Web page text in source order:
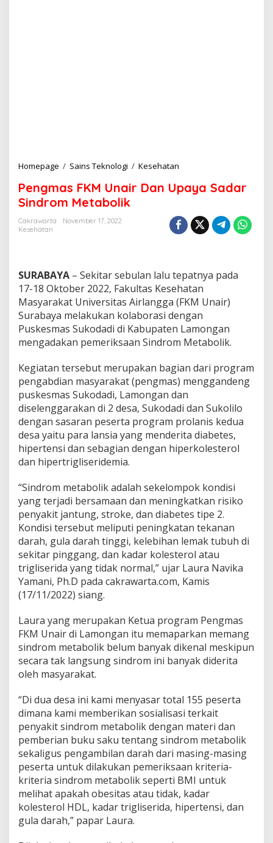
Homepage / Sains Teknologi / Kesehatan
n
a
s
U
n
a
i
r
D
a
U
p
a
y
a
S
a
d
a
i
n
d
r
o
m
M
e
a
l
i
k
Pengmas FKM Unair Dan Upaya Sadar
Sindrom Metabolik
Cakrawarta
November 17, 2022
Kesehatan
SURABAYA – Sekitar sebulan lalu tepatnya pada
17-18 Oktober 2022, Fakultas Kesehatan
Masyarakat Universitas Airlangga (FKM Unair)
Surabaya melakukan kolaborasi dengan
Puskesmas Sukodadi di Kabupaten Lamongan
mengadakan pemeriksaan Sindrom Metabolik.
Kegiatan tersebut merupakan bagian dari program
pengabdian masyarakat (pengmas) menggandeng
puskesmas Sukodadi, Lamongan dan
diselenggarakan di 2 desa, Sukodadi dan Sukolilo
dengan sasaran peserta program prolanis kedua
desa yaitu para lansia yang menderita diabetes,
hipertensi dan sebagian dengan hiperkolesterol
dan hipertrigliseridemia.
“Sindrom metabolik adalah sekelompok kondisi
yang terjadi bersamaan dan meningkatkan risiko
penyakit jantung, stroke, dan diabetes tipe 2.
Kondisi tersebut meliputi peningkatan tekanan
darah, gula darah tinggi, kelebihan lemak tubuh di
sekitar pinggang, dan kadar kolesterol atau
trigliserida yang tidak normal,” ujar Laura Navika
Yamani, Ph.D pada cakrawarta.com, Kamis
(17/11/2022) siang.
Laura yang merupakan Ketua program Pengmas
FKM Unair di Lamongan itu memaparkan memang
sindrom metabolik belum banyak dikenal meskipun
secara tak langsung sindrom ini banyak diderita
oleh masyarakat.
“Di dua desa ini kami menyasar total 155 peserta
dimana kami memberikan sosialisasi terkait
penyakit sindrom metabolik dengan materi dan
pemberian buku saku tentang sindrom metabolik
sekaligus pengambilan darah dari masing-masing
peserta untuk dilakukan pemeriksaan kriteria-
kriteria sindrom metabolik seperti BMI untuk
melihat apakah obesitas atau tidak, kadar
kolesterol HDL, kadar trigliserida, hipertensi, dan
gula darah,” papar Laura.